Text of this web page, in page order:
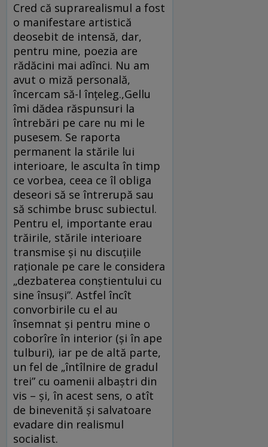
Cred că suprarealismul a fost
o manifestare artistică
deosebit de intensă, dar,
pentru mine, poezia are
rădăcini mai adînci. Nu am
avut o miză personală,
încercam să-l înţeleg.,Gellu
îmi dădea răspunsuri la
întrebări pe care nu mi le
pusesem. Se raporta
permanent la stările lui
interioare, le asculta în timp
ce vorbea, ceea ce îl obliga
deseori să se întrerupă sau
să schimbe brusc subiectul.
Pentru el, importante erau
trăirile, stările interioare
transmise şi nu discuţiile
raţionale pe care le considera
„dezbaterea conştientului cu
sine însuşi”. Astfel încît
convorbirile cu el au
însemnat şi pentru mine o
coborîre în interior (şi în ape
tulburi), iar pe de altă parte,
un fel de „întîlnire de gradul
trei” cu oamenii albaştri din
vis – şi, în acest sens, o atît
de binevenită şi salvatoare
evadare din realismul
socialist.